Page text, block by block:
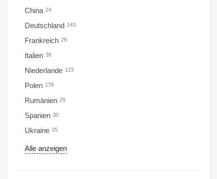
China 24
Deutschland 143
Frankreich 29
Italien 38
Niederlande 123
Polen 178
Rumänien 29
Spanien 30
Ukraine 25
Alle anzeigen